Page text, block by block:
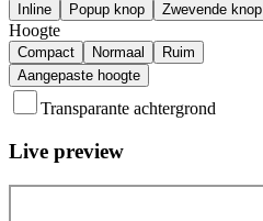
Inline Popup knop Zwevende knop
Hoogte
Compact Normaal
Ruim
Aangepaste hoogte
Transparante achtergrond
Live preview